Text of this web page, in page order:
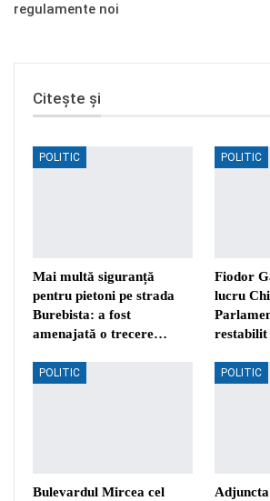
regulamente noi
Citește și
POLITIC
Mai multă siguranță
pentru pietoni pe strada
Burebista: a fost
amenajată o trecere…
POLITIC
Fiodor
lucru
restabilit
POLITIC
Bulevardul Mircea cel
POLITIC